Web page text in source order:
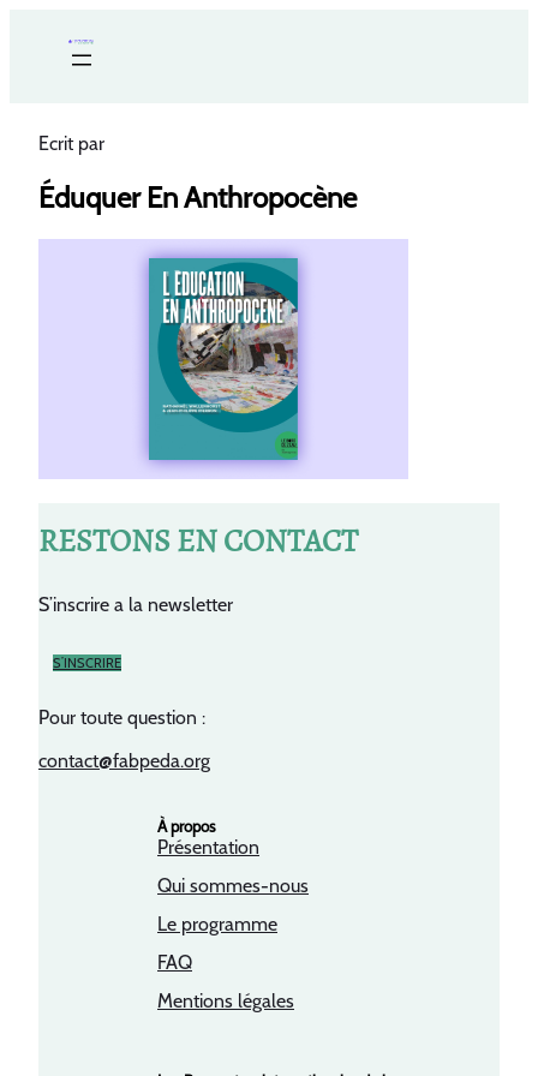
Ecrit par
Éduquer En Anthropocène
RESTONS EN CONTACT
S’inscrire a la newsletter
S’INSCRIRE
Pour toute question :
contact@fabpeda.org
À propos
Présentation
Qui sommes-nous
Le programme
FAQ
Mentions légales